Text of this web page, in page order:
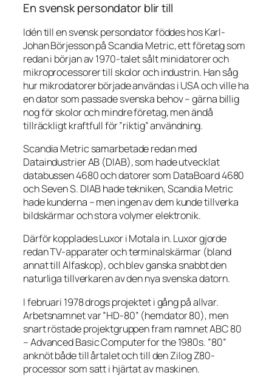
En svensk persondator blir till
Idén till en svensk persondator föddes hos Karl-
Johan Börjesson på Scandia Metric, ett företag som
redan i början av 1970-talet sålt minidatorer och
mikroprocessorer till skolor och industrin. Han såg
hur mikrodatorer började användas i USA och ville ha
en dator som passade svenska behov – gärna billig
nog för skolor och mindre företag, men ändå
tillräckligt kraftfull för ”riktig” användning.
Scandia Metric samarbetade redan med
Dataindustrier AB (DIAB), som hade utvecklat
databussen 4680 och datorer som DataBoard 4680
och Seven S. DIAB hade tekniken, Scandia Metric
hade kunderna – men ingen av dem kunde tillverka
bildskärmar och stora volymer elektronik.
Därför kopplades Luxor i Motala in. Luxor gjorde
redan TV-apparater och terminalskärmar (bland
annat till Alfaskop), och blev ganska snabbt den
naturliga tillverkaren av den nya svenska datorn.
I februari 1978 drogs projektet i gång på allvar.
Arbetsnamnet var ”HD-80” (hemdator 80), men
snart röstade projektgruppen fram namnet ABC 80
– Advanced Basic Computer for the 1980s. ”80”
anknöt både till årtalet och till den Zilog Z80-
processor som satt i hjärtat av maskinen.